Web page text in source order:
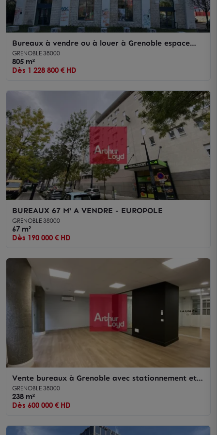
Bureaux à vendre ou à louer à Grenoble espace
lumineux quartier Bouchayer Viallet
GRENOBLE 38000
805 m²
Dès 1 228 800 € HD
BUREAUX 67 M² A VENDRE - EUROPOLE
GRENOBLE 38000
67 m²
Dès 190 000 € HD
Vente bureaux à Grenoble avec stationnement et
accès direct au sous sol
GRENOBLE 38000
238 m²
Dès 600 000 € HD